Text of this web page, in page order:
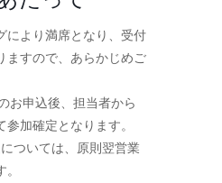
により満席となり、受付
ますので、あらかじめご
お申込後、担当者から
加確定となります。
ついては、原則翌営業